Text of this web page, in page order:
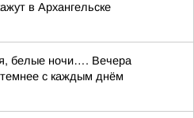
в Архангельске
белые ночи…. Вечера
темнее с каждым днём